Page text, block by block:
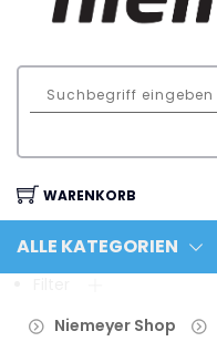
WARENKORB
ALLE KATEGORIEN
Niemeyer Shop